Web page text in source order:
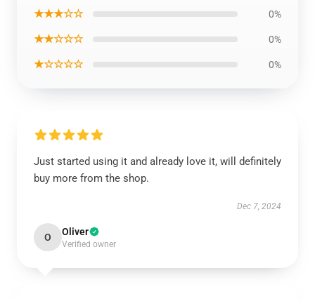
★★★☆☆ 0%
★★☆☆☆ 0%
★☆☆☆☆ 0%
Just started using it and already love it, will definitely
buy more from the shop.
Dec 7, 2024
O Oliver
Verified owner